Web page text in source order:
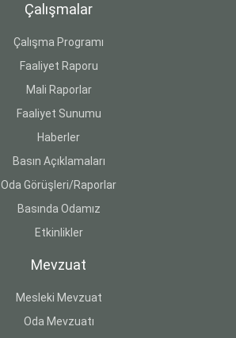
Çalışmalar
Çalışma Programı
Faaliyet Raporu
Mali Raporlar
Faaliyet Sunumu
Haberler
Basın Açıklamaları
Oda Görüşleri/Raporlar
Basında Odamız
Etkinlikler
Mevzuat
Mesleki Mevzuat
Oda Mevzuatı